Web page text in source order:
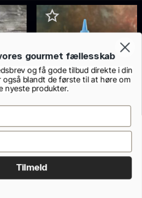
På lager
gourmet fællesskab
og få gode tilbud direkte i din
også blandt de første til at høre om
nyeste produkter.
Tilmeld